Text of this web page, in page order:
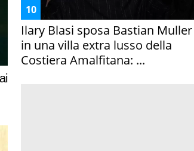
Ilary Blasi sposa Bastian Muller
in una villa extra lusso della
Costiera Amalfitana: ...